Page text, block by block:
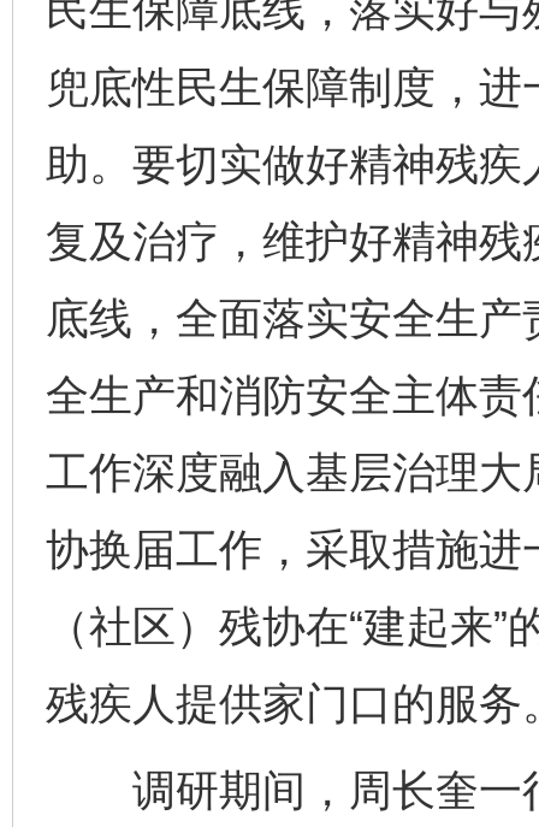
民生保障底线，落实好
兜底性民生保障制度，
助。要切实做好精神残
复及治疗，维护好精神
底线，全面落实安全生
全生产和消防安全主体
工作深度融入基层治理
协换届工作，采取措施
（社区）残协在“建起来
残疾人提供家门口的服务
调研期间，周长奎一